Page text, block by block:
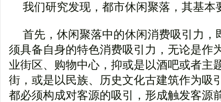
我们研究发现，都市休闲聚落，其基本
首先，休闲聚落中的休闲消费吸引力，
须具备自身的特色消费吸引力，无论是作
业街区、购物中心，抑或是以酒吧或者主
街，或是以民族、历史文化古建筑作为吸
都必须构成对客源的吸引，形成触发客源